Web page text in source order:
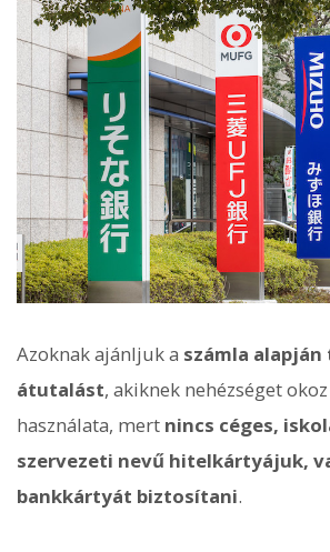
Azoknak ajánljuk a számla
átutalást, akiknek nehézséget
használata, mert nincs céges,
szervezeti nevű hitelkártyájuk,
bankkártyát biztosítani.